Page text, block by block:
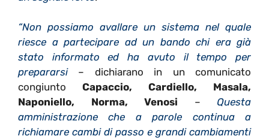
“Non possiamo avallare un sistema nel quale
riesce a partecipare ad un bando chi era già
stato informato ed ha avuto il tempo per
prepararsi– dichiarano in un comunicato
congiunto Capaccio, Cardiello, Masala,
Naponiello, Norma, Venosi – Questa
amministrazione che a parole continua a
richiamare cambi di passo e grandi cambiamenti